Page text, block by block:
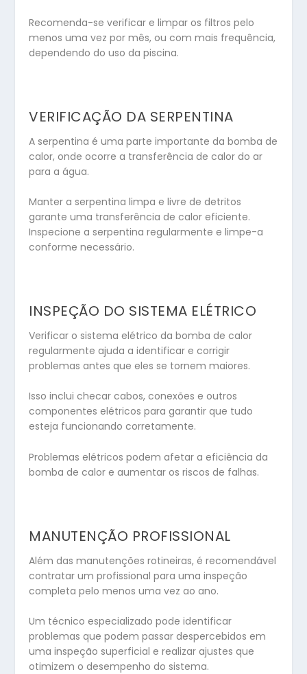
Recomenda-se verificar e limpar os filtros pelo
menos uma vez por mês, ou com mais frequência,
dependendo do uso da piscina.
VERIFICAÇÃO DA SERPENTINA
A serpentina é uma parte importante da bomba de
calor, onde ocorre a transferência de calor do ar
para a água.
Manter a serpentina limpa e livre de detritos
garante uma transferência de calor eficiente.
Inspecione a serpentina regularmente e limpe-a
conforme necessário.
INSPEÇÃO DO SISTEMA ELÉTRICO
Verificar o sistema elétrico da bomba de calor
regularmente ajuda a identificar e corrigir
problemas antes que eles se tornem maiores.
Isso inclui checar cabos, conexões e outros
componentes elétricos para garantir que tudo
esteja funcionando corretamente.
Problemas elétricos podem afetar a eficiência da
bomba de calor e aumentar os riscos de falhas.
MANUTENÇÃO PROFISSIONAL
Além das manutenções rotineiras, é recomendável
contratar um profissional para uma inspeção
completa pelo menos uma vez ao ano.
Um técnico especializado pode identificar
problemas que podem passar despercebidos em
uma inspeção superficial e realizar ajustes que
otimizem o desempenho do sistema.